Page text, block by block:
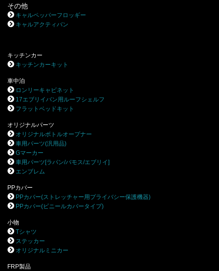
その他
キャルペッパーフロッギー
キャルアクティバン
キッチンカー
キッチンカーキット
車中泊
ロンリーキャビネット
17エブリイバン用ルーフシェルフ
フラットベッドキット
オリジナルパーツ
オリジナルボトルオープナー
車用パーツ(汎用品)
Gマーカー
車用パーツ[ラパン/バモス/エブリイ]
エンブレム
PPカバー
PPカバー(ストレッチャー用プライバシー保護機器)
PPカバー(ビニールカバータイプ)
小物
Tシャツ
ステッカー
オリジナルミニカー
FRP製品